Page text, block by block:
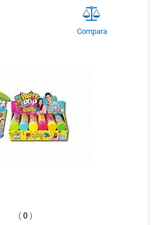
Compara
(0 )